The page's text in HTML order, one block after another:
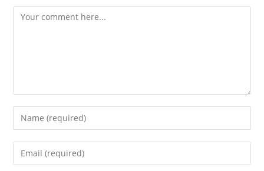
Comment
Enter
your
name
Enter
your